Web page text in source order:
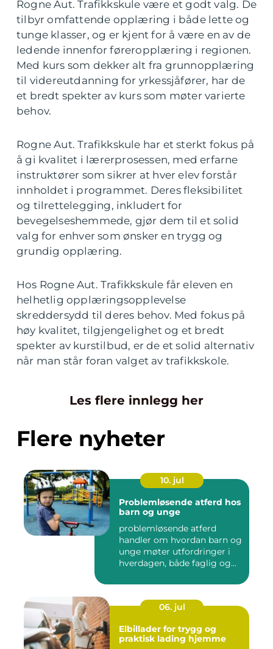
Rogne Aut. Trafikkskule være et godt valg. De
tilbyr omfattende opplæring i både lette og
tunge klasser, og er kjent for å være en av de
ledende innenfor føreropplæring i regionen.
Med kurs som dekker alt fra grunnopplæring
til videreutdanning for yrkessjåfører, har de
et bredt spekter av kurs som møter varierte
behov.
Rogne Aut. Trafikkskule har et sterkt fokus på
å gi kvalitet i lærerprosessen, med erfarne
instruktører som sikrer at hver elev forstår
innholdet i programmet. Deres fleksibilitet
og tilrettelegging, inkludert for
bevegelseshemmede, gjør dem til et solid
valg for enhver som ønsker en trygg og
grundig opplæring.
Hos Rogne Aut. Trafikkskule får eleven en
helhetlig opplæringsopplevelse
skreddersydd til deres behov. Med fokus på
høy kvalitet, tilgjengelighet og et bredt
spekter av kurstilbud, er de et solid alternativ
når man står foran valget av trafikkskole.
Les flere innlegg her
Flere nyheter
10. jul
Problemløsende atferd hos
barn og unge
problemløsende atferd
handler om hvordan barn og
unge møter utfordringer i
hverdagen, både faglig og...
06. jul
Elbillader for trygg og
praktisk lading hjemme